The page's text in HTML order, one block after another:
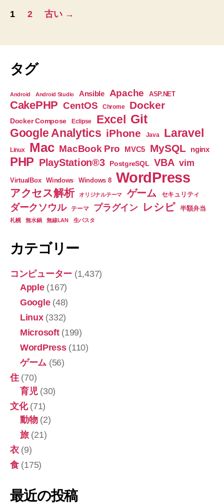
に
共
有
す
る
.vimrc”
投
の
ペ
ー
ジ
送
り
1 2 古い →
タグ
Android Android Studio Ansible Apache ASP.NET
CakePHP CentOS Chrome Docker
Docker Compose Eclipse Excel Git
Google Analytics iPhone Java Laravel
Linux Mac MacBook Pro MVC5 MySQL nginx
PHP PlayStation®3 PostgreSQL VBA vim
VirtualBox Windows Windows 8 WordPress
アクセス解析 オリジナルテーマ ゲーム セキュリティ
ダークソウル テーマ プラグイン レシピ 半額弁当
札幌 無水鍋 無線LAN 生パスタ
カテゴリー
コンピューター (1,437)
Apple(167)
Google(48)
Linux(332)
Microsoft(199)
WordPress(110)
ゲーム (56)
住(70)
育児(30)
文化(71)
動物(2)
旅(21)
衣(9)
食(175)
最近の投稿